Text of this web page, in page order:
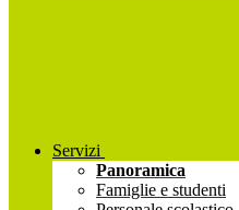
Servizi
Panoramica
Famiglie e studenti